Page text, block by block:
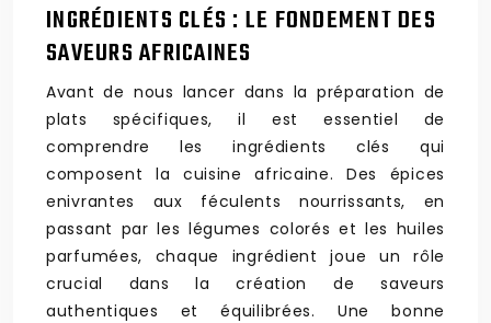
INGRÉDIENTS CLÉS : LE FONDEMENT DES
SAVEURS AFRICAINES
Avant de nous lancer dans la préparation de
plats spécifiques, il est essentiel de
comprendre les ingrédients clés qui
composent la cuisine africaine. Des épices
enivrantes aux féculents nourrissants, en
passant par les légumes colorés et les huiles
parfumées, chaque ingrédient joue un rôle
crucial dans la création de saveurs
authentiques et équilibrées. Une bonne